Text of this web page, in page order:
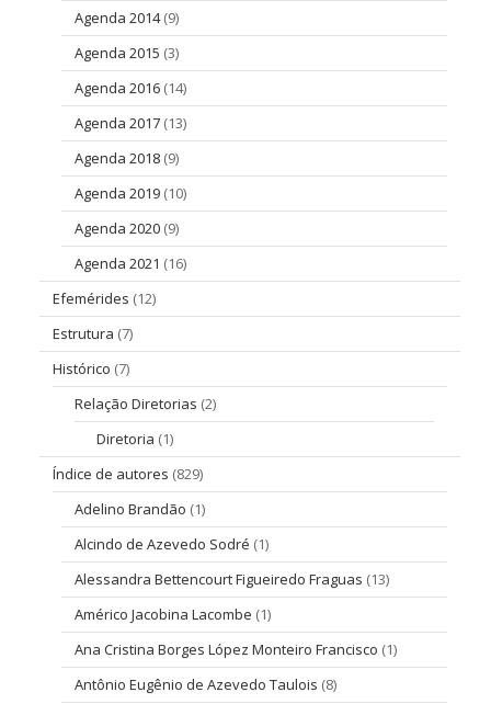
Agenda 2014(9)
Agenda 2015 (3)
Agenda 2016 (14)
Agenda 2017 (13)
Agenda 2018 (9)
Agenda 2019 (10)
Agenda 2020 (9)
Agenda 2021 (16)
Efemérides (12)
Estrutura (7)
Histórico (7)
Relação Diretorias (2)
Diretoria (1)
Índice de autores (829)
Adelino Brandão (1)
Alcindo de Azevedo Sodré (1)
Alessandra Bettencourt Figueiredo Fraguas (13)
Américo Jacobina Lacombe (1)
Ana Cristina Borges López Monteiro Francisco (1)
Antônio Eugênio de Azevedo Taulois (8)